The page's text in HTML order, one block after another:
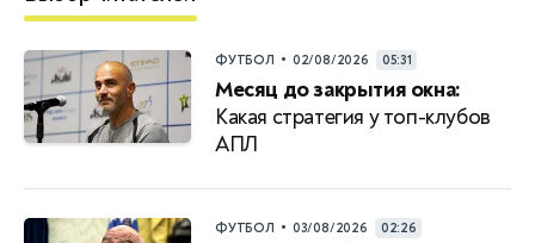
ФУТБОЛ • 02/08/2026 05:31
Месяц до закрытия окна:
Какая стратегия у топ-клубов
АПЛ
ФУТБОЛ • 03/08/2026 02:26